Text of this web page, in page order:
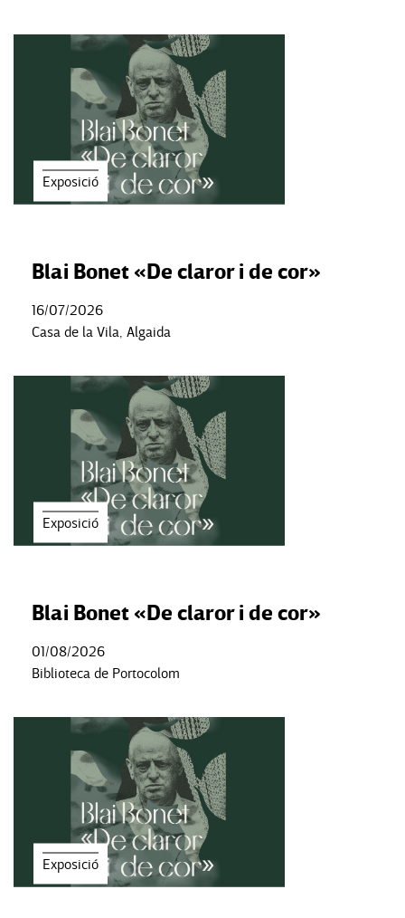
Exposició
Blai Bonet «De claror i de cor»
16/07/2026
Casa de la Vila, Algaida
Exposició
Blai Bonet «De claror i de cor»
01/08/2026
Biblioteca de Portocolom
Exposició